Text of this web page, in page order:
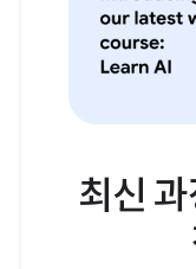
최신